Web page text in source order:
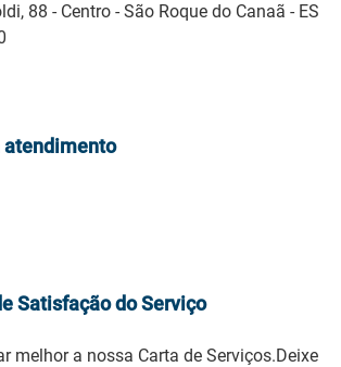
88 - Centro - São Roque do Canaã - ES
atendimento
Satisfação do Serviço
melhor a nossa Carta de Serviços.Deixe